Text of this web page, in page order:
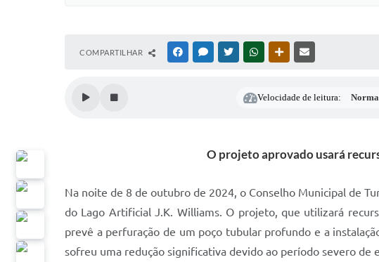
COMPARTILHAR FACEBOOKMESSENGER
TWITTERWHATSAPPOUTRAS MÍDIAS
Velocidade de leitura:
O projeto aprovado usará
Na noite de 8 de outubro de 2024, o Conselho Municipal de
do Lago Artificial J.K. Williams. O projeto, que utilizará
prevê a perfuração de um poço tubular profundo e a
sofreu uma redução significativa devido ao período severo de